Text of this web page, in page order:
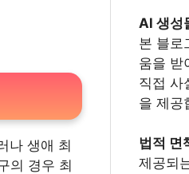
나 생애 최
의 경우 최
Al 생성
본 블로
움을 받
직접 사
을 제공
법적 면
제공되